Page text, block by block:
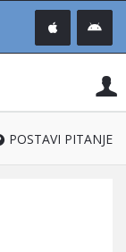
®
POSTAVI PITANJE